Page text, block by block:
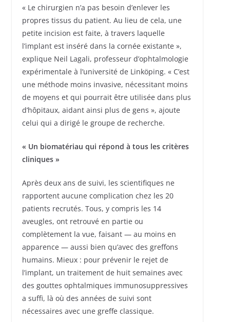
« Le chirurgien n’a pas besoin d’enlever les
propres tissus du patient. Au lieu de cela, une
petite incision est faite, à travers laquelle
l’implant est inséré dans la cornée existante »,
explique Neil Lagali, professeur d’ophtalmologie
expérimentale à l’université de Linköping. « C’est
une méthode moins invasive, nécessitant moins
de moyens et qui pourrait être utilisée dans plus
d’hôpitaux, aidant ainsi plus de gens », ajoute
celui qui a dirigé le groupe de recherche.
« Un biomatériau qui répond à tous les critères
cliniques »
Après deux ans de suivi, les scientifiques ne
rapportent aucune complication chez les 20
patients recrutés. Tous, y compris les 14
aveugles, ont retrouvé en partie ou
complètement la vue, faisant — au moins en
apparence — aussi bien qu’avec des greffons
humains. Mieux : pour prévenir le rejet de
l’implant, un traitement de huit semaines avec
des gouttes ophtalmiques immunosuppressives
a suffi, là où des années de suivi sont
nécessaires avec une greffe classique.